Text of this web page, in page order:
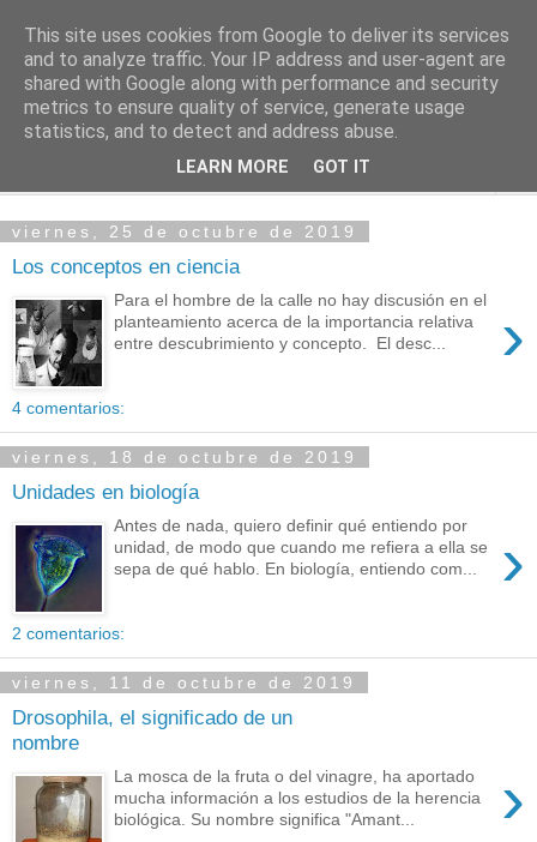
PASEANTE SILENCIOSO
Blog personal de Emilio Valadé del Río
viernes, 25 de octubre de 2019
Los conceptos en ciencia
›
Para el hombre de la calle no hay discusión en el
planteamiento acerca de la importancia relativa
entre descubrimiento y concepto. El desc...
4 comentarios:
viernes, 18 de octubre de 2019
Unidades en biología
›
Antes de nada, quiero definir qué entiendo por
unidad, de modo que cuando me refiera a ella se
sepa de qué hablo. En biología, entiendo com...
2 comentarios:
viernes, 11 de octubre de 2019
Drosophila, el significado de un
nombre
›
La mosca de la fruta o del vinagre, ha aportado
mucha información a los estudios de la herencia
biológica. Su nombre significa "Amant...
This site uses cookies from Google to deliver its services
and to analyze traffic. Your IP address and user-agent are
shared with Google along with performance and security
metrics to ensure quality of service, generate usage
statistics, and to detect and address abuse.
LEARN MORE GOT IT